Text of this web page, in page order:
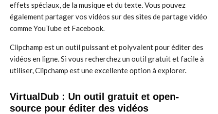
effets spéciaux, de la musique et du texte. Vous pouvez
également partager vos vidéos sur des sites de partage vidéo
comme YouTube et Facebook.
Clipchamp est un outil puissant et polyvalent pour éditer des
vidéos en ligne. Si vous recherchez un outil gratuit et facile à
utiliser, Clipchamp est une excellente option à explorer.
VirtualDub : Un outil gratuit et open-
source pour éditer des vidéos